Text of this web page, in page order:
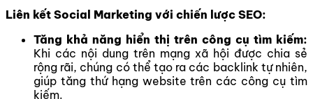
Liên kết Social Marketing với chiến lược SEO:
Tăng khả năng hiển thị trên công cụ tìm kiếm:
Khi các nội dung trên mạng xã hội được chia sẻ
rộng rãi, chúng có thể tạo ra các backlink tự nhiên,
giúp tăng thứ hạng website trên các công cụ tìm
kiếm.